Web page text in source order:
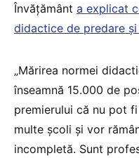
Învățământ a explicat
didactice de predare
„Mărirea normei
înseamnă 15.000 de
premierului că nu pot
multe școli și vor
incompletă. Sunt